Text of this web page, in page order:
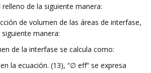
de la siguiente manera:
de volumen de las áreas de interfase,
manera:
de la interfase se calcula como:
la ecuación. (13), “∅ eff” se expresa